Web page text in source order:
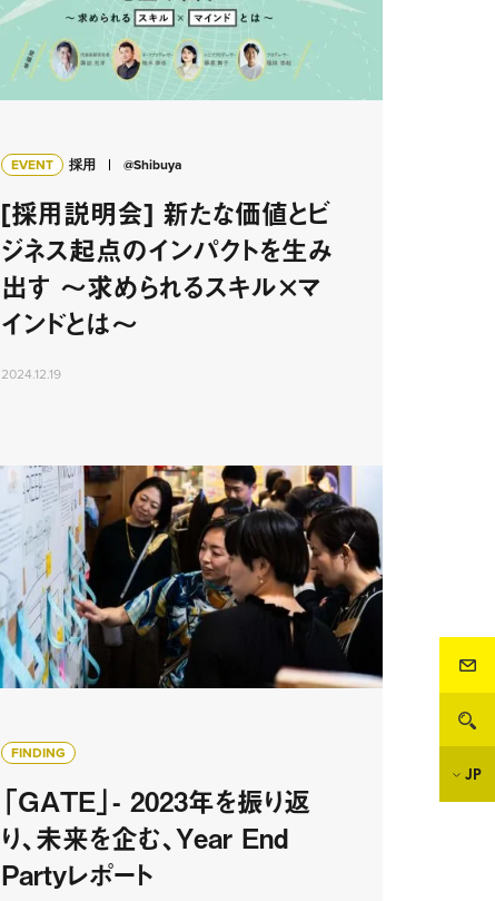
JP
EVENT 採用 @Shibuya
[採用説明会] 新たな価値とビ
ジネス起点のインパクトを生み
出す 〜求められるスキル×マ
インドとは〜
2024.12.19
FINDING
「GATE」- 2023年を振り返
り、未来を企む、Year End
Partyレポート